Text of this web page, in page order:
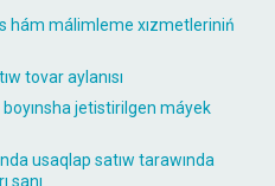
hám málimleme xızmetleriniń
tovar aylanısı
jetistirilgen máyek
usaqlap satıw tarawında
sanı